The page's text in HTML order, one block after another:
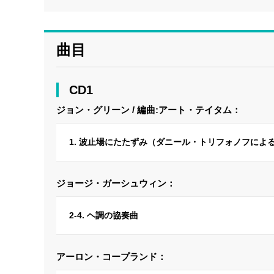
曲目
CD1
ジョン・グリーン / 編曲:アート・テイタム：
1. 波止場にたたずみ（ダニール・トリフォノフによ
ジョージ・ガーシュウィン：
2-4. ヘ調の協奏曲
アーロン・コープランド：